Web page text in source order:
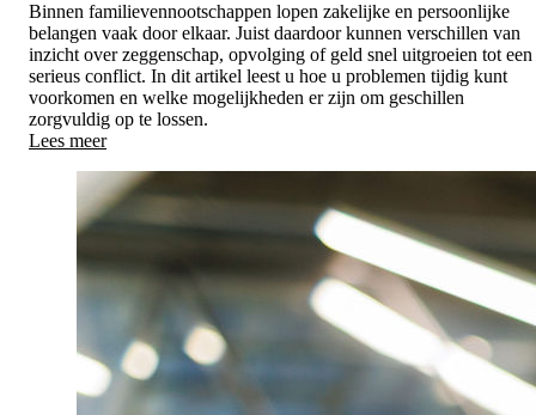
Binnen familievennootschappen lopen zakelijke en persoonlijke
belangen vaak door elkaar. Juist daardoor kunnen verschillen van
inzicht over zeggenschap, opvolging of geld snel uitgroeien tot een
serieus conflict. In dit artikel leest u hoe u problemen tijdig kunt
voorkomen en welke mogelijkheden er zijn om geschillen
zorgvuldig op te lossen.
Lees meer